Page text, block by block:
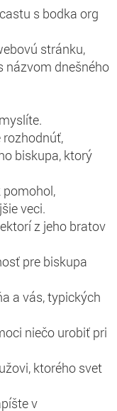
s bodka org
stránku,
názvom dnešného
rozhodnúť,
biskupa, ktorý
pomohol,
veci.
z jeho bratov
pre biskupa
a vás, typických
niečo urobiť pri
ktorého svet
v